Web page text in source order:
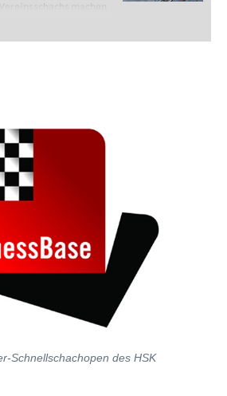
machen
spielen: Mit
intelligenter und
Schnellschachopen des HSK